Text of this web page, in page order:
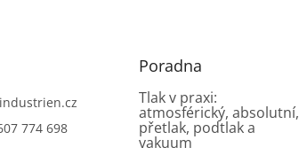
industrien.cz
774 698
Poradna
Tlak v praxi:
atmosférický, absolutní,
přetlak, podtlak a
vakuum